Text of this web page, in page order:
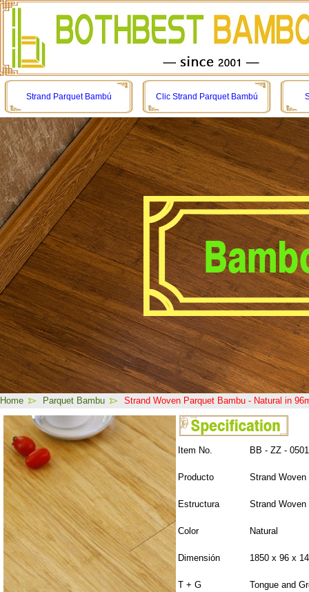
Strand Parquet Bambú Clic Strand Parquet Bambú
Home Parquet Bambu Strand Woven Parquet Bambu - Natural in
Item No. BB - ZZ - 0501
Producto Strand
Estructura Strand Woven
Color Natural
Dimensión 1850 x 96 x
T + G Tongue and